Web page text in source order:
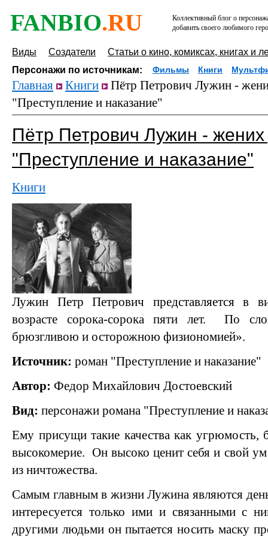
FANBIO.RU
Коллективный блог о
добавить своего любимого
Виды Создатели
Статьи о кино, комиксах, книгах и
Персонажи по источникам:
Фильмы Книги
Главная Книги
Пётр Петрович Лужин -
"Преступление и наказание"
Пётр Петрович Лужин -
"Преступление и наказание"
Книги
Лужин Петр Петрович представляется в
возрасте сорока-сорока пяти лет. По
брюзгливою и осторожною физиономией».
Источник: роман "Преступление и наказание"
Автор: Федор Михайлович Достоевский
Вид: персонажи романа "Преступление и
Ему присущи такие качества как угрюмость,
высокомерие. Он высоко ценит себя и свой
из ничтожества.
Самым главным в жизни Лужина являются
интересуется только ими и связанными с
другими людьми он пытается носить маску